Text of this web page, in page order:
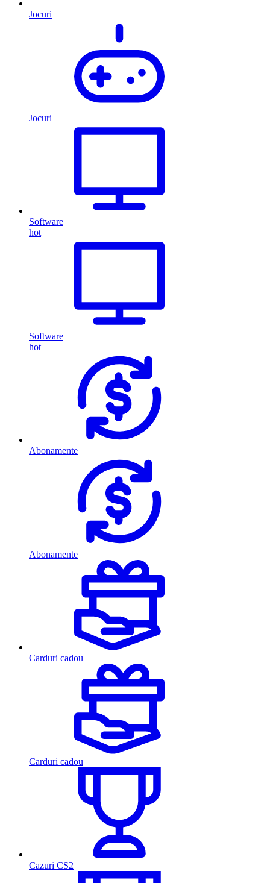
Jocuri
Jocuri
Software
hot
Software
hot
Abonamente
Abonamente
Carduri cadou
Carduri cadou
Cazuri CS2